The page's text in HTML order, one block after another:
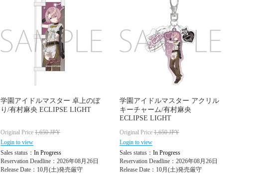
学園アイドルマスター 卓上のぼ
り/有村麻央 ECLIPSE LIGHT
Original Price 1,650JPY
Login to view
Sales status： In Progress
Reservation Deadline：2026年08月26日
Release Date：10月(土)発売厳守
学園アイドルマスター アクリル
キーチャーム/有村麻央
ECLIPSE LIGHT
Original Price 1,650JPY
Login to view
Sales status： In Progress
Reservation Deadline：2026年08月26日
Release Date：10月(土)発売厳守